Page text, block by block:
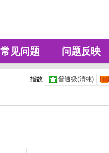
常见问题 问题反映
指数 普通级(清纯)